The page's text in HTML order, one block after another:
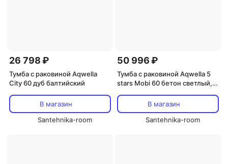
26 798 ₽
Тумба с раковиной Aqwella
City 60 дуб балтийский
В магазин
Santehnika-room
50 996 ₽
Тумба с раковиной Aqwella 5
stars Mobi 60 бетон светлый,
В магазин
Santehnika-room